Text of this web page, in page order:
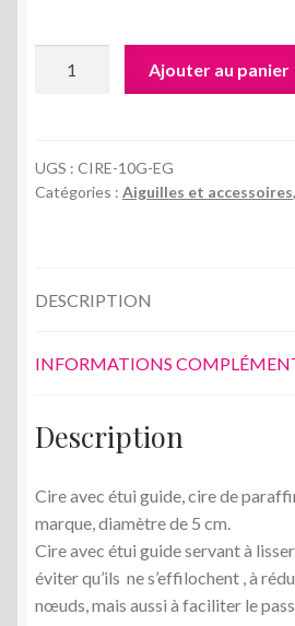
étui
guide
Ajouter au panier
UGS : CIRE-10G-EG
Catégories : Aiguilles et accessoires,
DESCRIPTION
INFORMATIONS
Description
Cire avec étui guide, cire de
marque, diamètre de 5 cm.
Cire avec étui guide servant à
éviter qu’ils ne s’effilochent , à
nœuds, mais aussi à faciliter le